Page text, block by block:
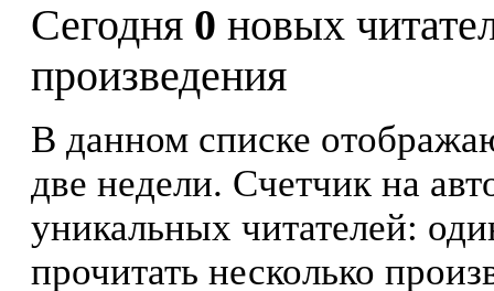
Сегодня 0 новых
произведения
В данном списке
две недели. Счетчик на
уникальных читателей:
прочитать несколько